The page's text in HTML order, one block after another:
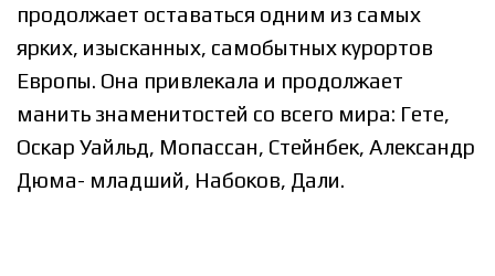
продолжает оставаться одним из самых
ярких, изысканных, самобытных курортов
Европы. Она привлекала и продолжает
манить знаменитостей со всего мира: Гете,
Оскар Уайльд, Мопассан, Стейнбек, Александр
Дюма- младший, Набоков, Дали.